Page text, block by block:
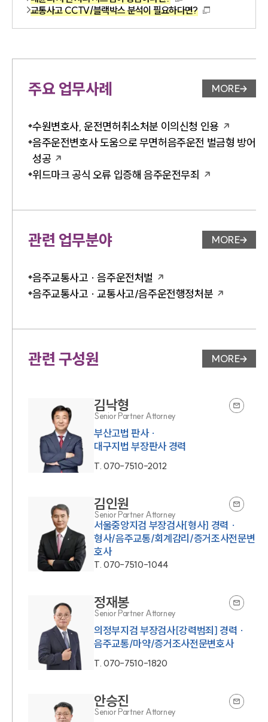
교통사고 CCTV/블랙박스 분석이 필요하다면?
주요 업무사례 업무사례
MORE
수원변호사, 운전면허취소처분 이의신청 인용
음주운전변호사 도움으로 무면허음주운전 벌금형 방어
성공
위드마크 공식 오류 입증해 음주운전무죄
관련 업무분야 업무분야
MORE
음주교통사고 · 음주운전처벌
음주교통사고 · 교통사고/음주운전행정처분
관련 구성원 변호사 페
MORE
김낙형
Senior Partner Attorney
부산고법 판사 ·
대구지법 부장판사 경력
T.070-7510-2012
김인원
Senior Partner Attorney
서울중앙지검 부장검사[형사] 경력 ·
형사/음주교통/회계감리/증거조사전문변
호사
T.070-7510-1044
정재봉
Senior Partner Attorney
의정부지검 부장검사[강력범죄] 경력 ·
음주교통/마약/증거조사전문변호사
T.070-7510-1820
안승진
Senior Partner Attorney